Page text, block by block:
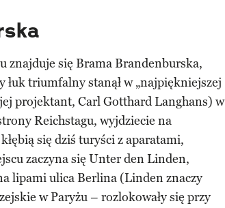
znajduje się Brama Brandenburska,
triumfalny stanął w „najpiękniejszej
projektant, Carl Gotthard Langhans) w
Reichstagu, wyjdziecie na
się dziś turyści z aparatami,
zaczyna się Unter den Linden,
lipami ulica Berlina (Linden znaczy
w Paryżu – rozlokowały się przy